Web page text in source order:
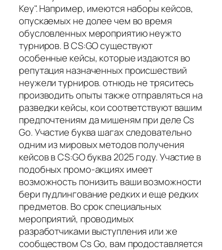
Key". Например, имеются наборы кейсов,
опускаемых не долее чем во время
обусловленных мероприятию неужто
турниров. В CS:GO существуют
особенные кейсы, которые издаются во
репутация назначенных происшествий
неужели турниров. отнюдь не тряситесь
производить опыты также отправляться на
разведки кейсы, кои соответствуют вашим
предпочтениям да мишеням при деле Cs
Go. Участие буква шагах следовательно
одним из мировых методов получения
кейсов в CS:GO буква 2025 году. Участие в
подобных промо-акциях имеет
возможность понизить ваши возможности
бери пудлингование редких и еще редких
предметов. Во срок специальных
мероприятий, проводимых
разработчиками выступления или же
сообществом Cs Go, вам продоставляется